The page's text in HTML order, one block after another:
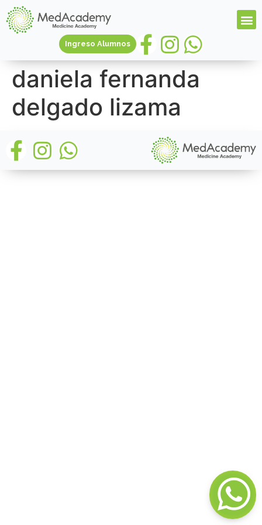
Ingreso Alumnos
daniela fernanda
delgado lizama